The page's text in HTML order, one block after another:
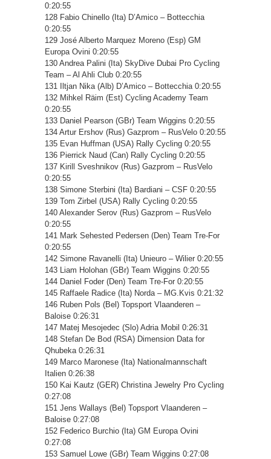
0:20:55
128 Fabio Chinello (Ita) D’Amico – Bottecchia
0:20:55
129 José Alberto Marquez Moreno (Esp) GM
Europa Ovini 0:20:55
130 Andrea Palini (Ita) SkyDive Dubai Pro Cycling
Team – Al Ahli Club 0:20:55
131 Iltjan Nika (Alb) D’Amico – Bottecchia 0:20:55
132 Mihkel Räim (Est) Cycling Academy Team
0:20:55
133 Daniel Pearson (GBr) Team Wiggins 0:20:55
134 Artur Ershov (Rus) Gazprom – RusVelo 0:20:55
135 Evan Huffman (USA) Rally Cycling 0:20:55
136 Pierrick Naud (Can) Rally Cycling 0:20:55
137 Kirill Sveshnikov (Rus) Gazprom – RusVelo
0:20:55
138 Simone Sterbini (Ita) Bardiani – CSF 0:20:55
139 Tom Zirbel (USA) Rally Cycling 0:20:55
140 Alexander Serov (Rus) Gazprom – RusVelo
0:20:55
141 Mark Sehested Pedersen (Den) Team Tre-For
0:20:55
142 Simone Ravanelli (Ita) Unieuro – Wilier 0:20:55
143 Liam Holohan (GBr) Team Wiggins 0:20:55
144 Daniel Foder (Den) Team Tre-For 0:20:55
145 Raffaele Radice (Ita) Norda – MG.Kvis 0:21:32
146 Ruben Pols (Bel) Topsport Vlaanderen –
Baloise 0:26:31
147 Matej Mesojedec (Slo) Adria Mobil 0:26:31
148 Stefan De Bod (RSA) Dimension Data for
Qhubeka 0:26:31
149 Marco Maronese (Ita) Nationalmannschaft
Italien 0:26:38
150 Kai Kautz (GER) Christina Jewelry Pro Cycling
0:27:08
151 Jens Wallays (Bel) Topsport Vlaanderen –
Baloise 0:27:08
152 Federico Burchio (Ita) GM Europa Ovini
0:27:08
153 Samuel Lowe (GBr) Team Wiggins 0:27:08